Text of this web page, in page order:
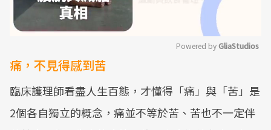
Powered by GliaStudios
痛，不見得感到苦
臨床護理師看盡人生百態，才懂得「痛」與「苦」是
2個各自獨立的概念，痛並不等於苦、苦也不一定伴